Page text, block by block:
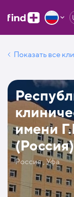
Показать все
имени
(Россия)
Россия , Уфа